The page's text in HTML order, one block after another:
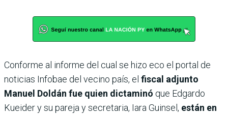
Conforme al informe del cual se hizo eco el portal de
noticias Infobae del vecino país, el fiscal adjunto
Manuel Doldán fue quien dictaminó que Edgardo
Kueider y su pareja y secretaria, Iara Guinsel, están en